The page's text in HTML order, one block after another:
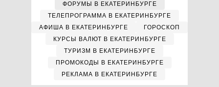
ФОРУМЫ В ЕКАТЕРИНБУРГЕ
ТЕЛЕПРОГРАММА В ЕКАТЕРИНБУРГЕ
АФИША В ЕКАТЕРИНБУРГЕ
ГОРОСКОП
КУРСЫ ВАЛЮТ В ЕКАТЕРИНБУРГЕ
ТУРИЗМ В ЕКАТЕРИНБУРГЕ
ПРОМОКОДЫ В ЕКАТЕРИНБУРГЕ
РЕКЛАМА В ЕКАТЕРИНБУРГЕ